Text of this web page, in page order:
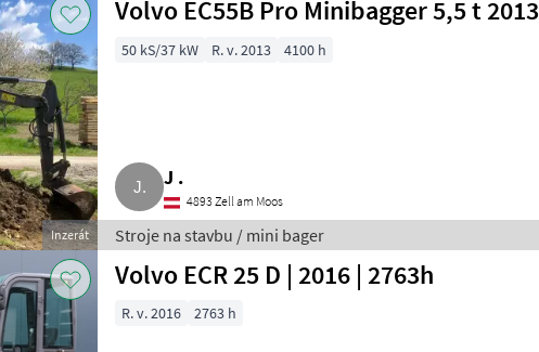
Inzerát
Volvo EC55B Pro Minibagger 5,5 t 2013
50 kS/37 kW R. v. 2013 4100 h
J .
4893 Zell am Moos
Stroje na stavbu / mini bager
Volvo ECR 25 D | 2016 | 2763h
R. v. 2016 2763 h